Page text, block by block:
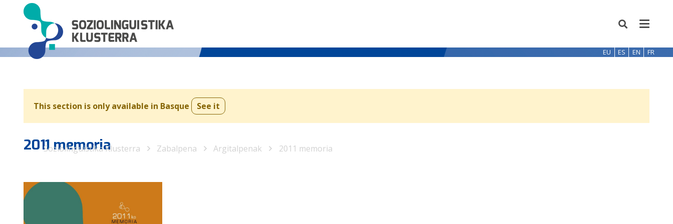
EU ES EN FR
This section is only available in Basque See it
2011 memoria
Soziolinguistika Klusterra Zabalpena Argitalpenak 2011 memoria